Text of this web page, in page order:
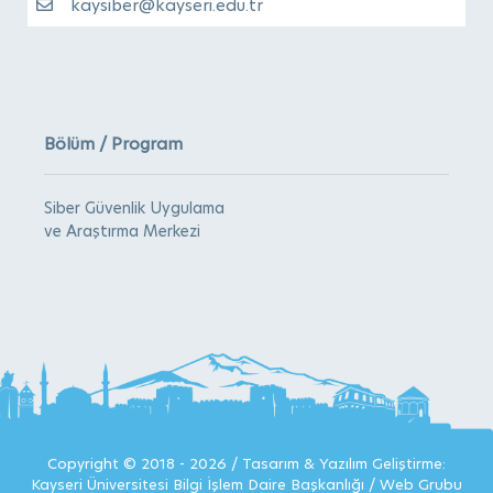
gerçekleşecek
etkisi hakkında seminer düzenledi
24 Ocak 2022
Siber Güvenlik Uygulama ve Araştırma
Güvenlik Uygulama ve Araştırma Merkezi ve
Teknik Bilimler MYO Türk Telekom
Telekomünikasyon Teknolojileri
kaysiber@kayseri.edu.tr
Bölüm / Program
Siber Güvenlik Uygulama
ve Araştırma Merkezi
Copyright © 2018 - 2026 / Tasarım & Yazılım Geliştirme:
Kayseri Üniversitesi Bilgi İşlem Daire Başkanlığı / Web Grubu